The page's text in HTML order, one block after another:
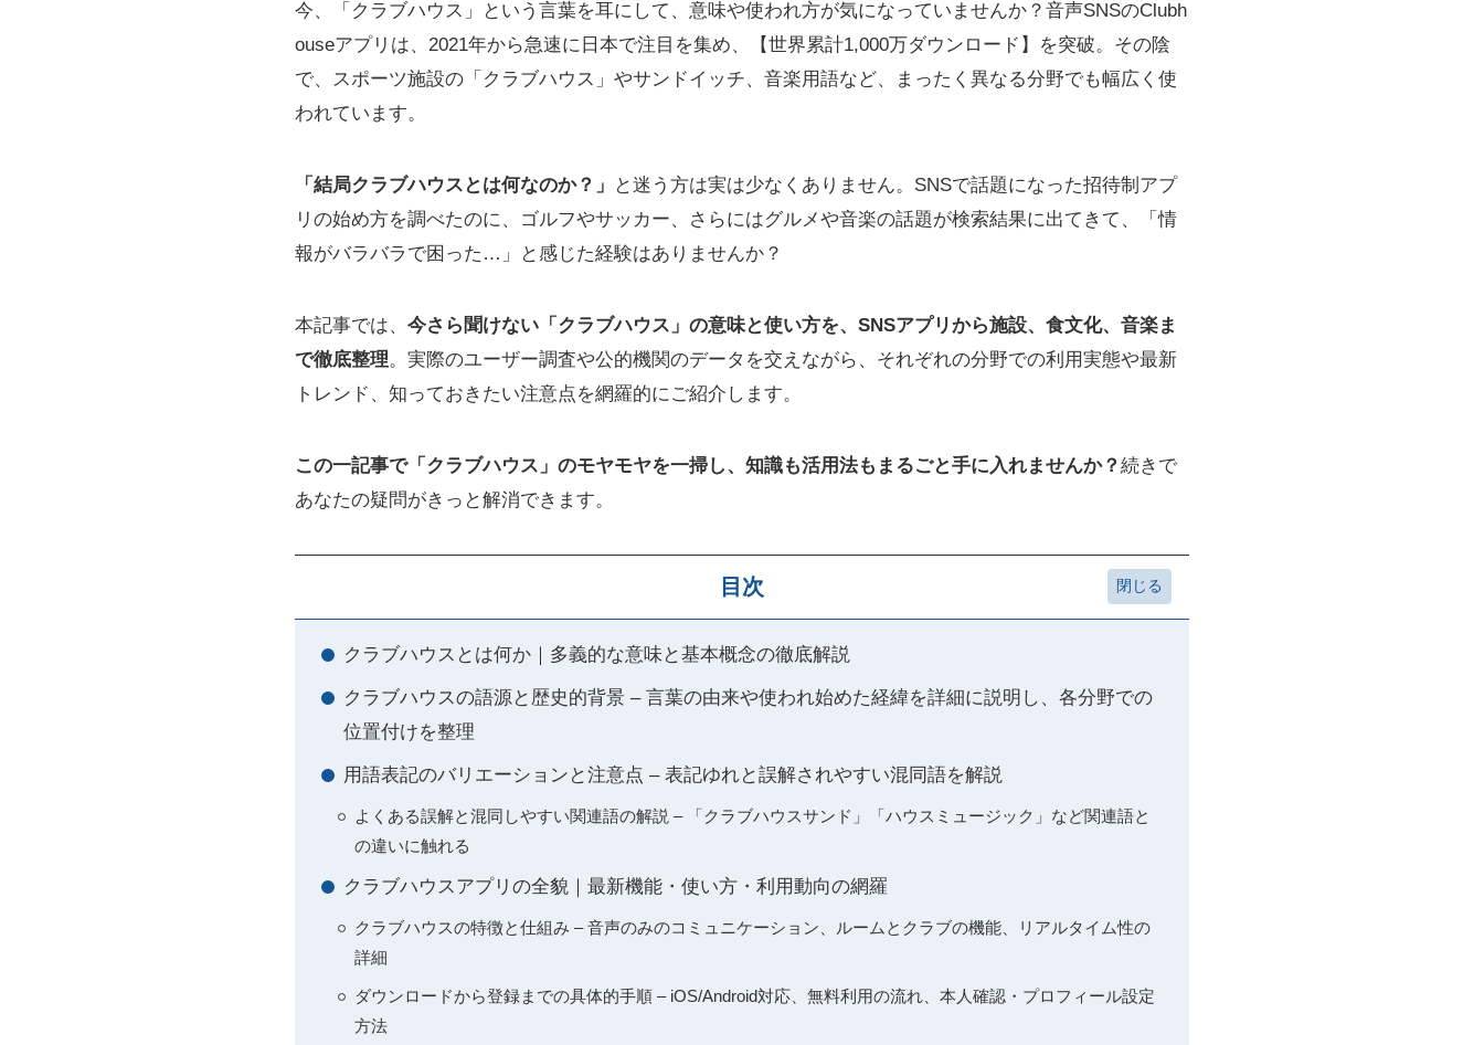
今、「クラブハウス」という言葉を耳にして、意味や使われ方が気になっていませんか？音声SNSのClubh
ouseアプリは、2021年から急速に日本で注目を集め、【世界累計1,000万ダウンロード】を突破。その陰
で、スポーツ施設の「クラブハウス」やサンドイッチ、音楽用語など、まったく異なる分野でも幅広く使
われています。
「結局クラブハウスとは何なのか？」
と迷う方は実は少なくありません。SNSで話題になった招待制アプ
リの始め方を調べたのに、ゴルフやサッカー、さらにはグルメや音楽の話題が検索結果に出てきて、「情
報がバラバラで困った…」と感じた経験はありませんか？
本記事では、 今さら聞けない「クラブハウス」の意味と使い方を、SNSアプリから施設、食文化、音楽ま
で徹底整理。実際のユーザー調査や公的機関のデータを交えながら、それぞれの分野での利用実態や最新
トレンド、知っておきたい注意点を網羅的にご紹介します。
この一記事で「クラブハウス」のモヤモヤを一掃し、知識も活用法もまるごと手に入れませんか？ 続きで
あなたの疑問がきっと解消できます。
目次
クラブハウスとは何か｜多義的な意味と基本概念の徹底解説
クラブハウスの語源と歴史的背景 – 言葉の由来や使われ始めた経緯を詳細に説明し、各分野での
位置付けを整理
用語表記のバリエーションと注意点 – 表記ゆれと誤解されやすい混同語を解説
よくある誤解と混同しやすい関連語の解説 – 「クラブハウスサンド」「ハウスミュージック」など関連語と
の違いに触れる
クラブハウスアプリの全貌｜最新機能・使い方・利用動向の網羅
クラブハウスの特徴と仕組み – 音声のみのコミュニケーション、ルームとクラブの機能、リアルタイム性の
詳細
ダウンロードから登録までの具体的手順 – iOS/Android対応、無料利用の流れ、本人確認・プロフィール設定
方法